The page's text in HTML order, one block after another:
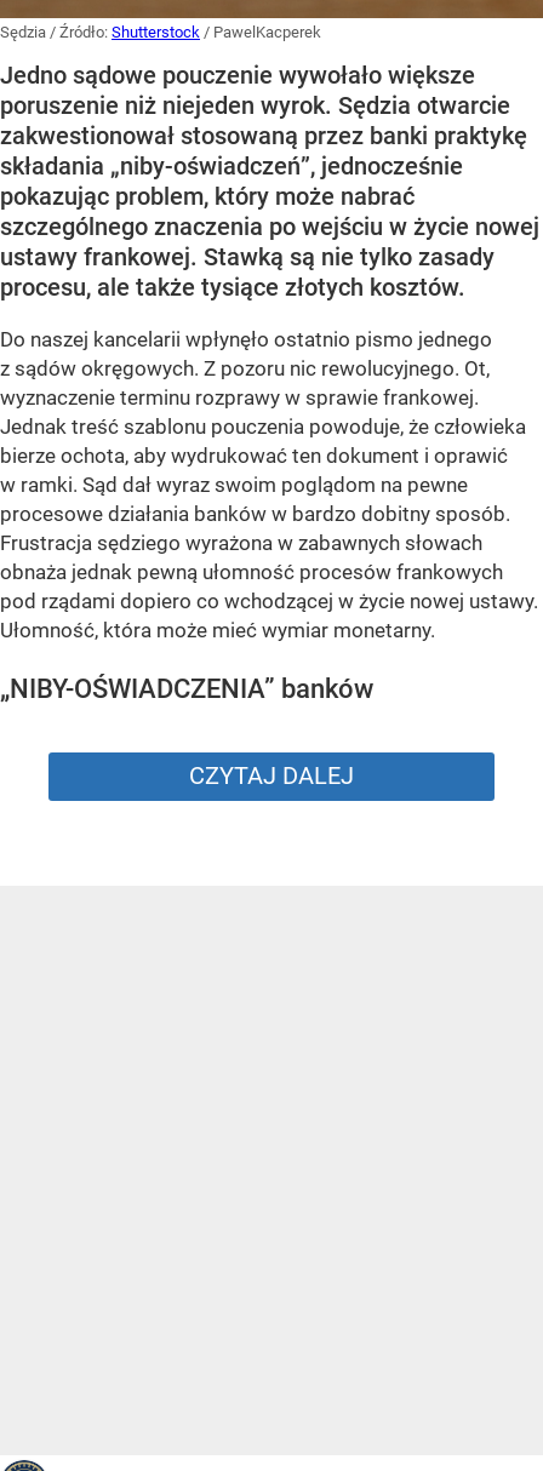
Sędzia / Źródło: Shutterstock / PawelKacperek
Jedno sądowe pouczenie wywołało większe
poruszenie niż niejeden wyrok. Sędzia otwarcie
zakwestionował stosowaną przez banki praktykę
składania „niby-oświadczeń”, jednocześnie
pokazując problem, który może nabrać
szczególnego znaczenia po wejściu w życie nowej
ustawy frankowej. Stawką są nie tylko zasady
procesu, ale także tysiące złotych kosztów.
Do naszej kancelarii wpłynęło ostatnio pismo jednego
z sądów okręgowych. Z pozoru nic rewolucyjnego. Ot,
wyznaczenie terminu rozprawy w sprawie frankowej.
Jednak treść szablonu pouczenia powoduje, że człowieka
bierze ochota, aby wydrukować ten dokument i oprawić
w ramki. Sąd dał wyraz swoim poglądom na pewne
procesowe działania banków w bardzo dobitny sposób.
Frustracja sędziego wyrażona w zabawnych słowach
obnaża jednak pewną ułomność procesów frankowych
pod rządami dopiero co wchodzącej w życie nowej ustawy.
Ułomność, która może mieć wymiar monetarny.
„NIBY-OŚWIADCZENIA” banków
CZYTAJ DALEJ